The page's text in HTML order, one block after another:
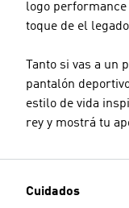
logo
toque de el
Tanto si vas a
pantalón
estilo de vida
rey y mostrá tu
Cuidados